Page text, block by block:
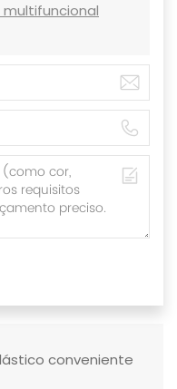
multifuncional
conveniente